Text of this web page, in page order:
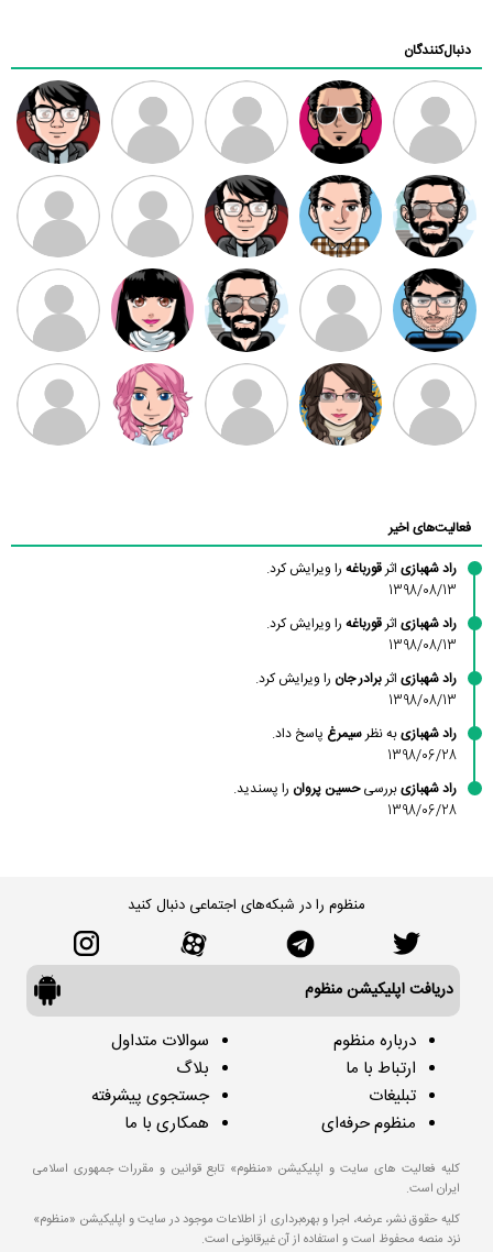
دنبال‌کنندگان
ممدرضا رضا کاظمی زهرا ~ ابتین
سید محمد
موسوی
مهدی فرهمند مهدی سلطانی داود رضیی
طرفدار میلی
بابی براون
کیوان کیانی
سامان راحمی امیردلتا امیروو ملیکا منتظری عارفه داستانپور
فعالیت‌های اخیر
راد شهبازی اثرقورباغه را ویرایش کرد.
1398/08/13
راد شهبازی اثرقورباغه را ویرایش کرد.
1398/08/13
راد شهبازی اثربرادر جان را ویرایش کرد.
1398/08/13
راد شهبازیبه نظرسیمرغ پاسخ داد.
1398/06/28
راد شهبازیبررسیحسین پروان را پسندید.
1398/06/28
منظوم را در شبکه‌های اجتماعی دنبال کنید
دریافت اپلیکیشن منظوم
درباره منظوم
ارتباط با ما
تبلیغات
منظوم حرفه‌ای
سوالات متداول
بلاگ
جستجوی پیشرفته
همکاری با ما
کلیه فعالیت های سایت و اپلیکیشن «منظوم» تابع قوانین و مقررات جمهوری اسلامی
ایران است.
کلیه حقوق نشر، عرضه، اجرا و بهره‌برداری از اطلاعات موجود در سایت و اپلیکیشن «منظوم»
نزد منصه محفوظ است و استفاده از آن غیرقانونی است.